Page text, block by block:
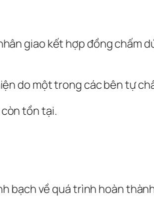
giao kết hợp đồng chấm
do một trong các bên tự
tồn tại.
bạch về quá trình hoàn